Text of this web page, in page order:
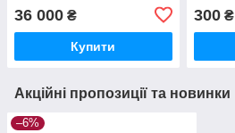
36 000 ₴
Купити
300₴
Акційні пропозиції та новинки
–6%